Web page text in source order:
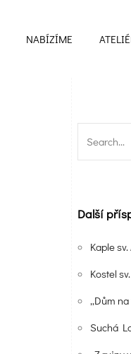
NABÍZÍME
Další
Kaple
Kostel
„Dům
Suchá